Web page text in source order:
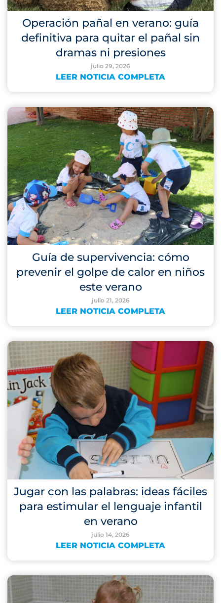
Operación pañal en verano: guía
definitiva para quitar el pañal sin
dramas ni presiones
julio 29, 2026
LEER NOTICIA COMPLETA
Guía de supervivencia: cómo
prevenir el golpe de calor en niños
este verano
julio 21, 2026
LEER NOTICIA COMPLETA
Jugar con las palabras: ideas fáciles
para estimular el lenguaje infantil
en verano
julio 14, 2026
LEER NOTICIA COMPLETA